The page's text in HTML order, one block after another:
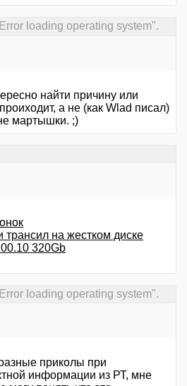
loading operating system".
найти причину или
а не (как Wlad писал)
мартышки. ;)
трансил на жестком диске
320Gb
loading operating system".
приколы при
информации из РТ, мне